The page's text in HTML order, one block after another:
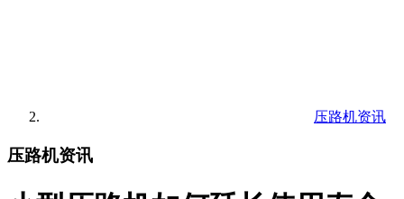
压路机资讯
压路机资讯